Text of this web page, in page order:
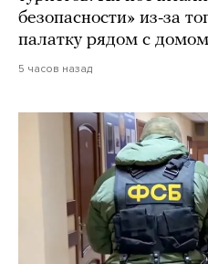
безопасности» из-за
палатку рядом с
5 часов назад